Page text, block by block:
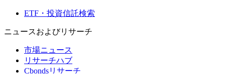
ETF・投資信託検索
ニュースおよびリサーチ
市場ニュース
リサーチハブ
Cbondsリサーチ